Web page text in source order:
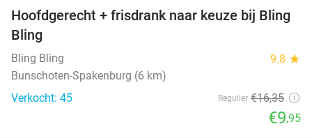
39%
Hoofdgerecht + frisdrank naar keuze bij Bling
Bling
Bling Bling 9.8 star
Bunschoten-Spakenburg (6 km)
Verkocht: 45
Regulier €16,35
€9,95